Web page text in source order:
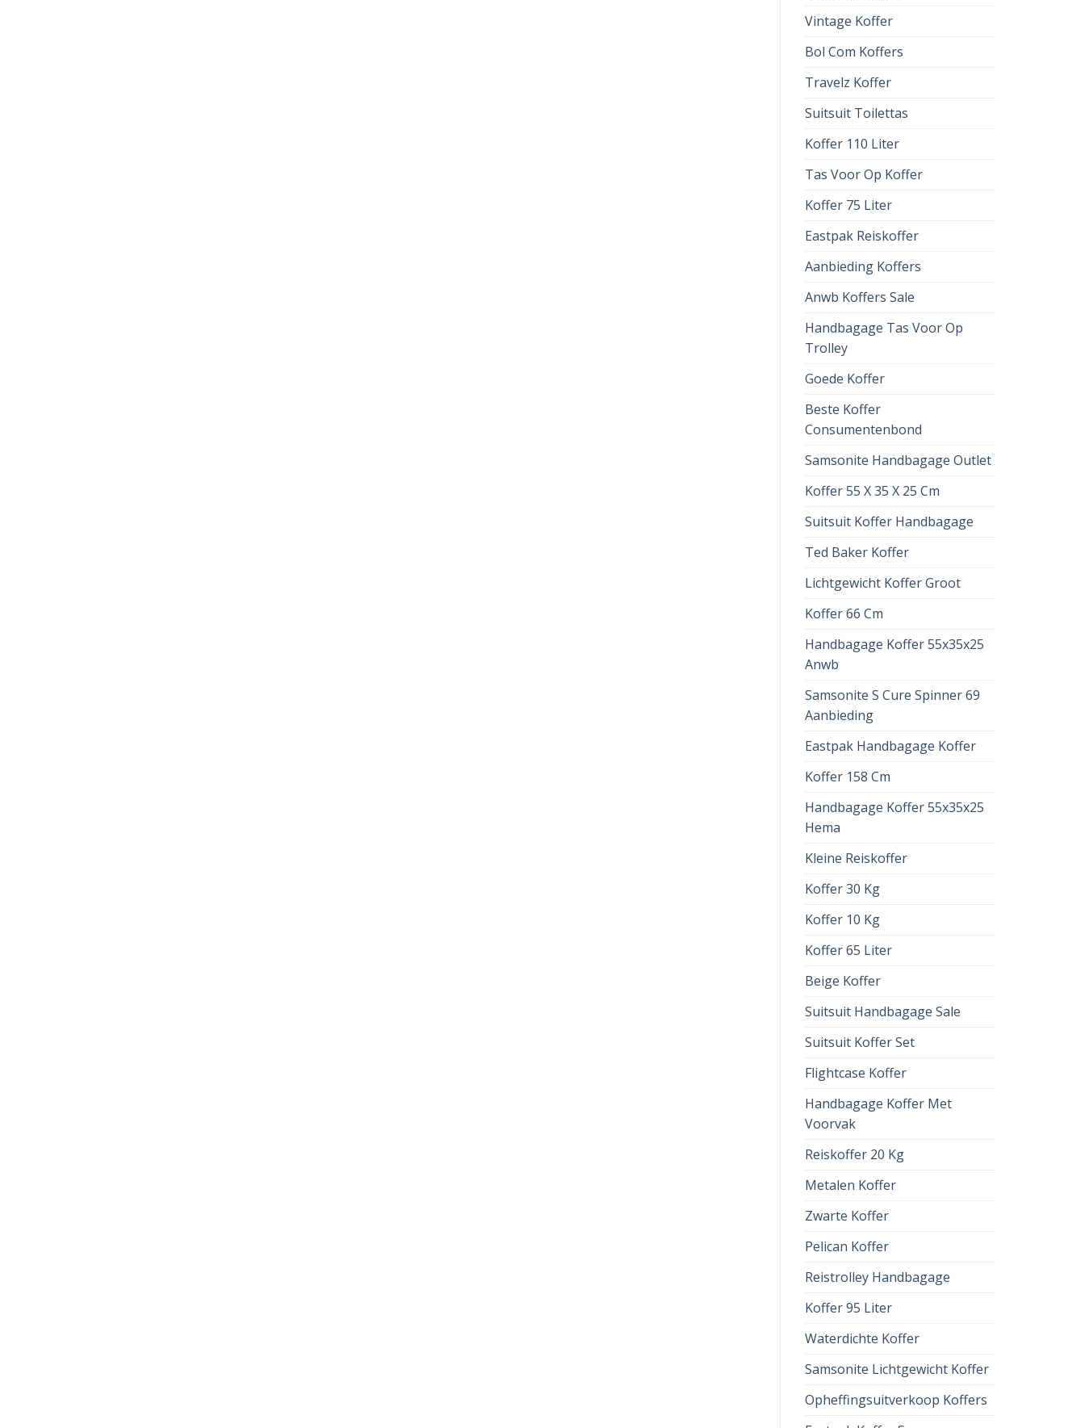
Vintage Koffer
Bol Com Koffers
Travelz Koffer
Suitsuit Toilettas
Koffer 110 Liter
Tas Voor Op Koffer
Koffer 75 Liter
Eastpak Reiskoffer
Aanbieding Koffers
Anwb Koffers Sale
Handbagage Tas Voor Op
Trolley
Goede Koffer
Beste Koffer
Consumentenbond
Samsonite Handbagage Outlet
Koffer 55 X 35 X 25 Cm
Suitsuit Koffer Handbagage
Ted Baker Koffer
Lichtgewicht Koffer Groot
Koffer 66 Cm
Handbagage Koffer 55x35x25
Anwb
Samsonite S Cure Spinner 69
Aanbieding
Eastpak Handbagage Koffer
Koffer 158 Cm
Handbagage Koffer 55x35x25
Hema
Kleine Reiskoffer
Koffer 30 Kg
Koffer 10 Kg
Koffer 65 Liter
Beige Koffer
Suitsuit Handbagage Sale
Suitsuit Koffer Set
Flightcase Koffer
Handbagage Koffer Met
Voorvak
Reiskoffer 20 Kg
Metalen Koffer
Zwarte Koffer
Pelican Koffer
Reistrolley Handbagage
Koffer 95 Liter
Waterdichte Koffer
Samsonite Lichtgewicht Koffer
Opheffingsuitverkoop Koffers